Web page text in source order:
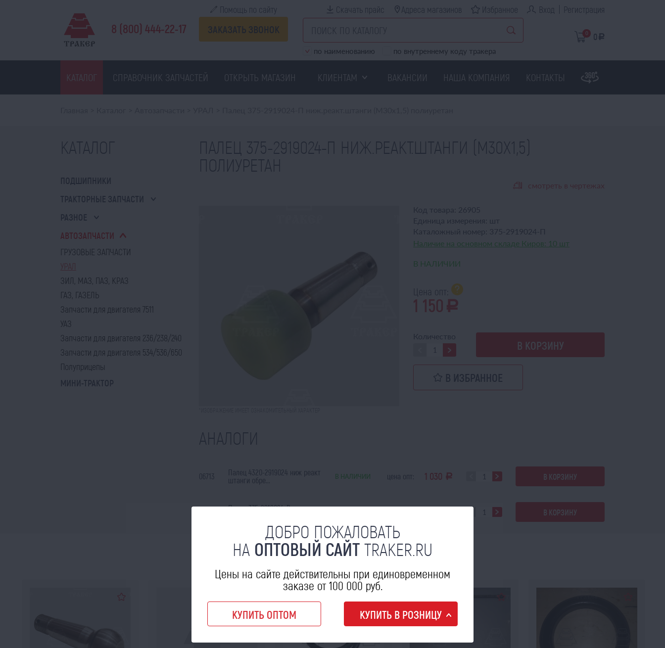
8 (800) 444-22-17
Помощь по сайту
ЗАКАЗАТЬ ЗВОНОК
Скачать прайс Адреса магазинов Избранное Вход Регистрация
по наименованию по внутреннему коду тракера
0 0 a
КАТАЛОГ СПРАВОЧНИК ЗАПЧАСТЕЙ ОТКРЫТЬ МАГАЗИН КЛИЕНТАМ ВАКАНСИИ НАША КОМПАНИЯ КОНТАКТЫ
КАТАЛОГ
ПОДШИПНИКИ
ТРАКТОРНЫЕ ЗАПЧАСТИ
РАЗНОЕ
АВТОЗАПЧАСТИ
ГРУЗОВЫЕ ЗАПЧАСТИ
УРАЛ
ЗИЛ, МАЗ, ПАЗ, КРАЗ
ГАЗ, ГАЗЕЛЬ
Запчасти для двигателя 7511
УАЗ
Запчасти для двигателя 236/238/240
Запчасти для двигателя 534/536/650
Полуприцепы
МИНИ-ТРАКТОР
ПАЛЕЦ 375-2919024-П НИЖ.РЕАКТ.ШТАНГИ (М30Х1,5)
ПОЛИУРЕТАН
смотреть в чертежах
Код товара:
26905
Единица измерения:
шт
Каталожный номер: 375-2919024-П
Наличие на основном складе Киров: 10 шт
В НАЛИЧИИ
Цена опт:
1 150 a
Количество
В КОРЗИНУ
В ИЗБРАННОЕ
АНАЛОГИ
06713
Палец 4320-2919024 ниж реакт
штанги обре...
В НАЛИЧИИ цена опт: 1 030 a В КОРЗИНУ
Палец 375-2919024-В
В КОРЗИНУ
МОЖЕТ ПРИГОДИТЬСЯ
ДОБРО ПОЖАЛОВАТЬ
НА ОПТОВЫЙ САЙТ TRAKER.RU
Цены на сайте действительны при единовременном
заказе от 100 000 руб.
КУПИТЬ ОПТОМ КУПИТЬ В РОЗНИЦУ